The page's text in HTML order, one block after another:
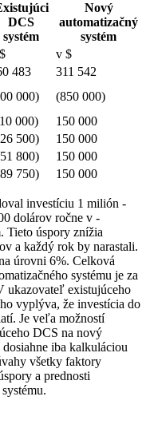
DCS
systém
Nový
automatizačný
systém
v $
483
311 542
000)
(850 000)
000)
150 000
500)
150 000
800)
150 000
750) 150 000
investíciu 1 milión
dolárov ročne v
Tieto úspory znížia
a každý rok by narastali.
úrovni 6%. Celková
systému je za
ukazovateľ existujúceho
vyplýva, že investícia do
Je veľa možností
DCS na nový
iba ­kalkuláciou
všetky faktory
a prednosti